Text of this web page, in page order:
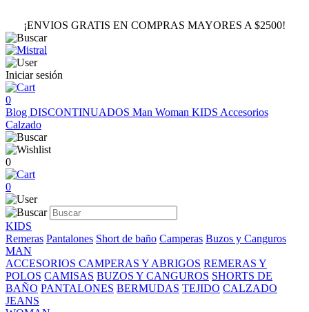
¡ENVIOS GRATIS EN COMPRAS MAYORES A $2500!
Iniciar sesión
0
Blog DISCONTINUADOS Man Woman KIDS Accesorios
Calzado
0
0
KIDS
Remeras Pantalones Short de baño Camperas Buzos y Canguros
MAN
ACCESORIOS CAMPERAS Y ABRIGOS REMERAS Y
POLOS CAMISAS BUZOS Y CANGUROS SHORTS DE
BAÑO PANTALONES BERMUDAS TEJIDO CALZADO
JEANS